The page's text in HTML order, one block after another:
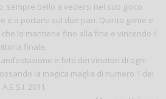
sempre bello a vedersi nel suo gioco
e a portarsi sul due pari. Quinto game e
lo mantiene fino alla fine e vincendo il
finale.
e foto dei vincitori di ogni
la magica maglia di numero 1 dei
2011.